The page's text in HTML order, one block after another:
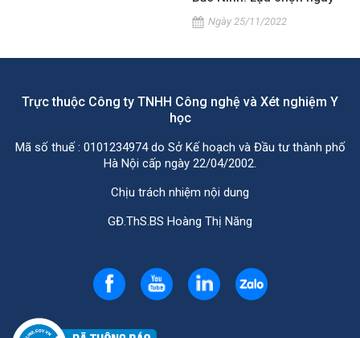
MEDLATEC!
Ngày 25/11/2022
Trực thuộc Công ty TNHH Công nghệ và Xét nghiệm Y
học
Mã số thuế : 0101234974 do Sở Kế hoạch và Đầu tư thành phố
Hà Nội cấp ngày 22/04/2002.
Chịu trách nhiệm nội dung
GĐ.ThS.BS Hoàng Thị Năng